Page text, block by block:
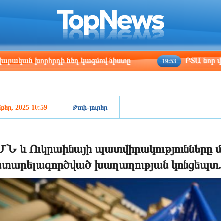
Los Angeles
12:54
Beijing
03:54
նեղ կազմով նիստը 19:53 ԲՏԱ նոր
2025 10:59 Թոփ-լուրեր
և Ուկրաինայի պատվիրակությունները
խաղաղության